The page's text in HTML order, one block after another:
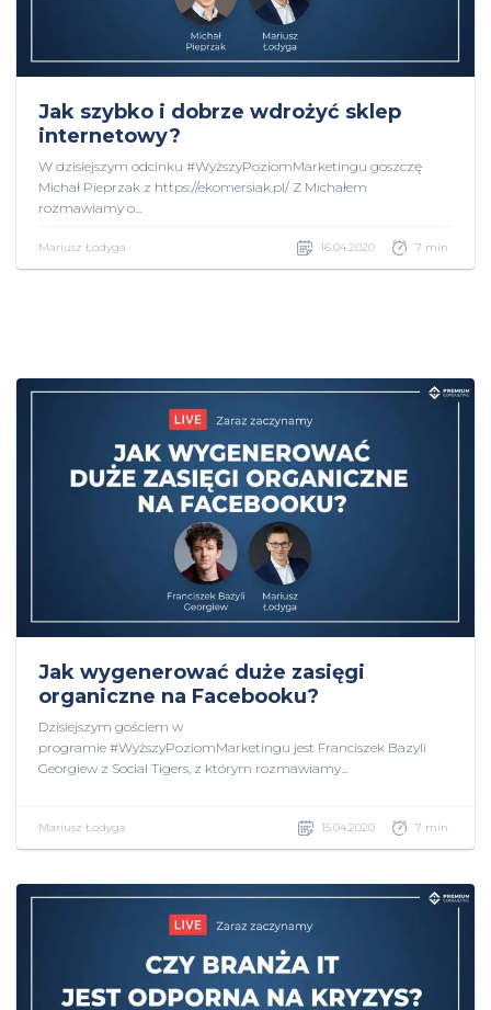
Jak szybko i dobrze wdrożyć sklep
internetowy?
W dzisiejszym odcinku #WyższyPoziomMarketingu goszczę
Michał Pieprzak z https://ekomersiak.pl/ Z Michałem
rozmawiamy o...
Mariusz Łodyga 16.04.2020 7 min
Jak wygenerować duże zasięgi
organiczne na Facebooku?
Dzisiejszym gościem w
programie #WyższyPoziomMarketingu jest Franciszek Bazyli
Georgiew z Social Tigers, z którym rozmawiamy...
Mariusz Łodyga 15.04.2020 7 min